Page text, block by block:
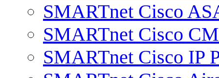
SMARTnet Cisco
SMARTnet Cisco
SMARTnet Cisco IP